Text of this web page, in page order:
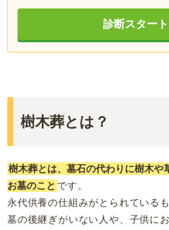
診断スタート
樹木葬とは？
樹木葬とは、墓石の代わりに樹木や
お墓のこと です。
永代供養の仕組みがとられている
墓の後継ぎがいない人や、子供に